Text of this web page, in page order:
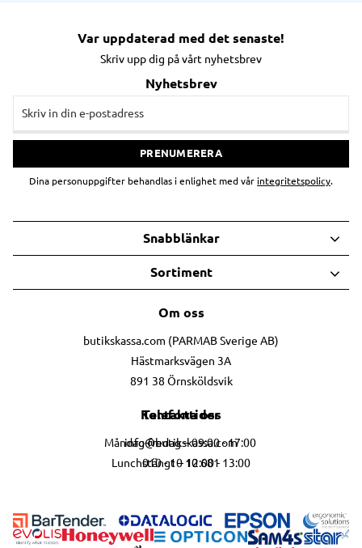
Var uppdaterad med det senaste!
Skriv upp dig på vårt nyhetsbrev
Nyhetsbrev
PRENUMERERA
Dina personuppgifter behandlas i enlighet med vår integritetspolicy.
Om oss
butikskassa.com (PARMAB Sverige AB)
Hästmarksvägen 3A
891 38 Örnsköldsvik
Kontakta oss
info@butikskassa.com
010 - 10 10 681
Telefontider
Måndag-fredag – 09:00 - 17:00
Lunchstängt – 12:00 - 13:00
Snabblänkar
Sortiment